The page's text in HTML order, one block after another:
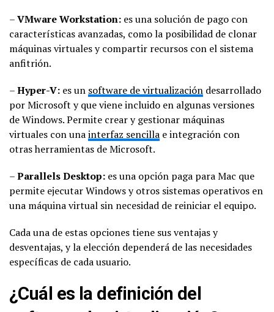
–VMware Workstation: es una solución de pago con
características avanzadas, como la posibilidad de clonar
máquinas virtuales y compartir recursos con el sistema
anfitrión.
–Hyper-V: es un software de virtualización desarrollado
por Microsoft y que viene incluido en algunas versiones
de Windows. Permite crear y gestionar máquinas
virtuales con unainterfaz sencilla e integración con
otras herramientas de Microsoft.
–Parallels Desktop: es una opción paga para Mac que
permite ejecutar Windows y otros sistemas operativos en
una máquina virtual sin necesidad de reiniciar el equipo.
Cada una de estas opciones tiene sus ventajas y
desventajas, y la elección dependerá de las necesidades
específicas de cada usuario.
¿Cuál es la definición del